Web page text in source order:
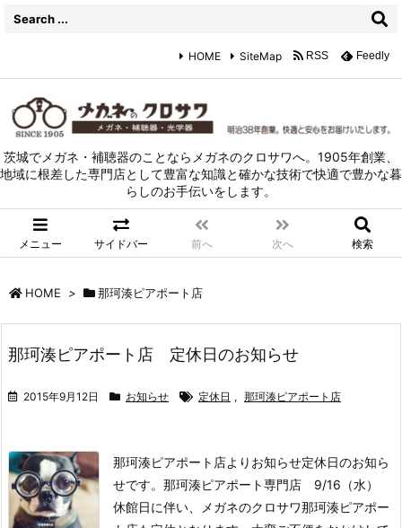
茨城でメガネ・補聴器のことならメガネのクロサワへ。1905年創業、
地域に根差した専門店として豊富な知識と確かな技術で快適で豊かな暮
らしのお手伝いをします。
メニュー サイドバー 前へ 次へ 検索
HOME SiteMap RSS Feedly
HOME > 那珂湊ピアポート店
那珂湊ピアポート店 定休日のお知らせ
2015年9月12日 お知らせ 定休日 , 那珂湊ピアポート店
那珂湊ピアポート店よりお知らせ定休日のお知ら
せです。 那珂湊ピアポート専門店 9/16（水）
休館日に伴い、
メガネのクロサワ那珂湊ピアポー